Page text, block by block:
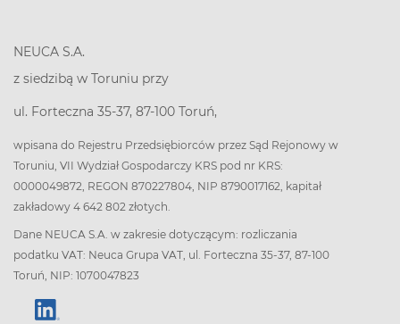
NEUCA S.A.
z siedzibą w Toruniu przy
ul. Forteczna 35-37, 87-100 Toruń,
wpisana do Rejestru Przedsiębiorców przez Sąd Rejonowy w
Toruniu, VII Wydział Gospodarczy KRS pod nr KRS:
0000049872, REGON 870227804, NIP 8790017162, kapitał
zakładowy 4 642 802 złotych.
Dane NEUCA S.A. w zakresie dotyczącym: rozliczania
podatku VAT: Neuca Grupa VAT, ul. Forteczna 35-37, 87-100
Toruń, NIP: 1070047823